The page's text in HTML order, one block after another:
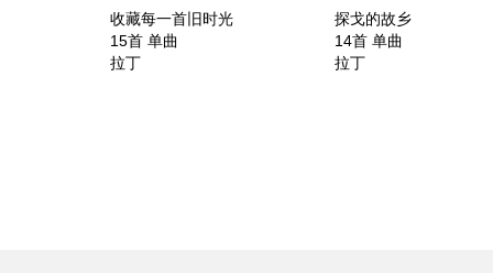
收藏每一首旧时光
15首 单曲
拉丁
探戈的故乡
14首 单曲
拉丁